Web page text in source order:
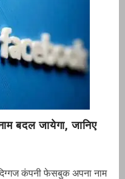
बदल जायेगा, जानिए
कंपनी फेसबुक अपना नाम